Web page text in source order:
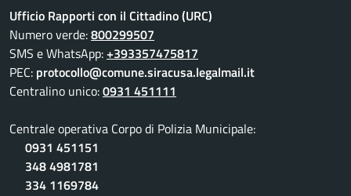
Ufficio Rapporti con il Cittadino (URC)
Numero verde:800299507
SMS e WhatsApp:+393357475817
PEC: protocollo@comune.siracusa.legalmail.it
Centralino unico:0931 451111
Centrale operativa Corpo di Polizia Municipale:
0931 451151
348 4981781
334 1169784